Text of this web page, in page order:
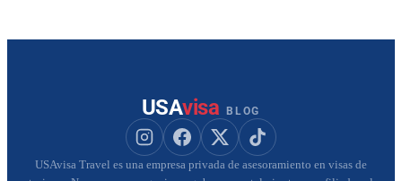
USAvisa BLOG
Seguir a USAvisa en Instagram
Seguir a USAvisa en Facebook
Seguir a USAvisa en X
Seguir a USAvisa en
USAvisa Travel es una empresa privada de asesoramiento en visas de